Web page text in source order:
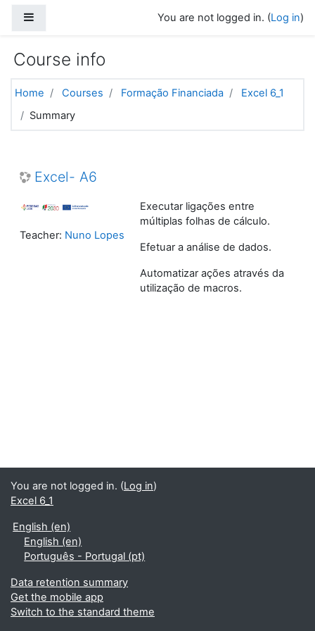
You are not logged in. (Log in)
Course info
Home Courses Formação Financiada
Excel 6_1
Summary
Excel- A6
Executar ligações entre
múltiplas folhas de cálculo.
Efetuar a análise de dados.
Automatizar ações através da
utilização de macros.
Teacher: Nuno Lopes
You are not logged in. (Log in)
Excel 6_1
English ‎(en)‎
English ‎(en)‎
Português - Portugal ‎(pt)‎
Data retention summary
Get the mobile app
Switch to the standard theme